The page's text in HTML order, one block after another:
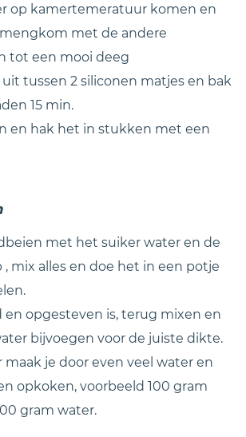
op kamertemeratuur komen en
met de andere
tot een mooi deeg
tussen 2 siliconen matjes en bak
15 min.
en hak het in stukken met een
met het suiker water en de
, mix alles en doe het in een potje
en opgesteven is, terug mixen en
bijvoegen voor de juiste dikte.
maak je door even veel water en
opkoken, voorbeeld 100 gram
gram water.